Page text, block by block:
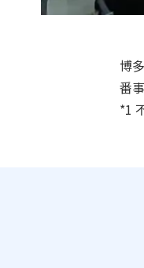
博
番
*1